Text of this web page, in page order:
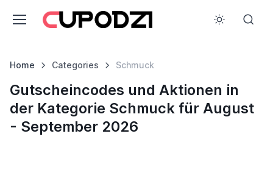
Home Categories Schmuck
Gutscheincodes und Aktionen in
der Kategorie Schmuck für August
- September 2026